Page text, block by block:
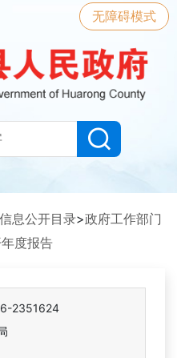
无障碍模式
息公开目录>政府工作部门
度报告
2351624